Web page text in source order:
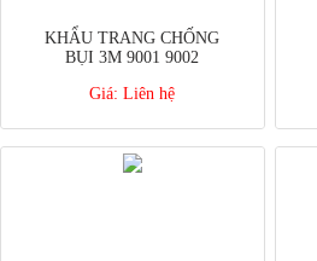
KHẨU TRANG CHỐNG
BỤI 3M 9001 9002
Giá: Liên hệ